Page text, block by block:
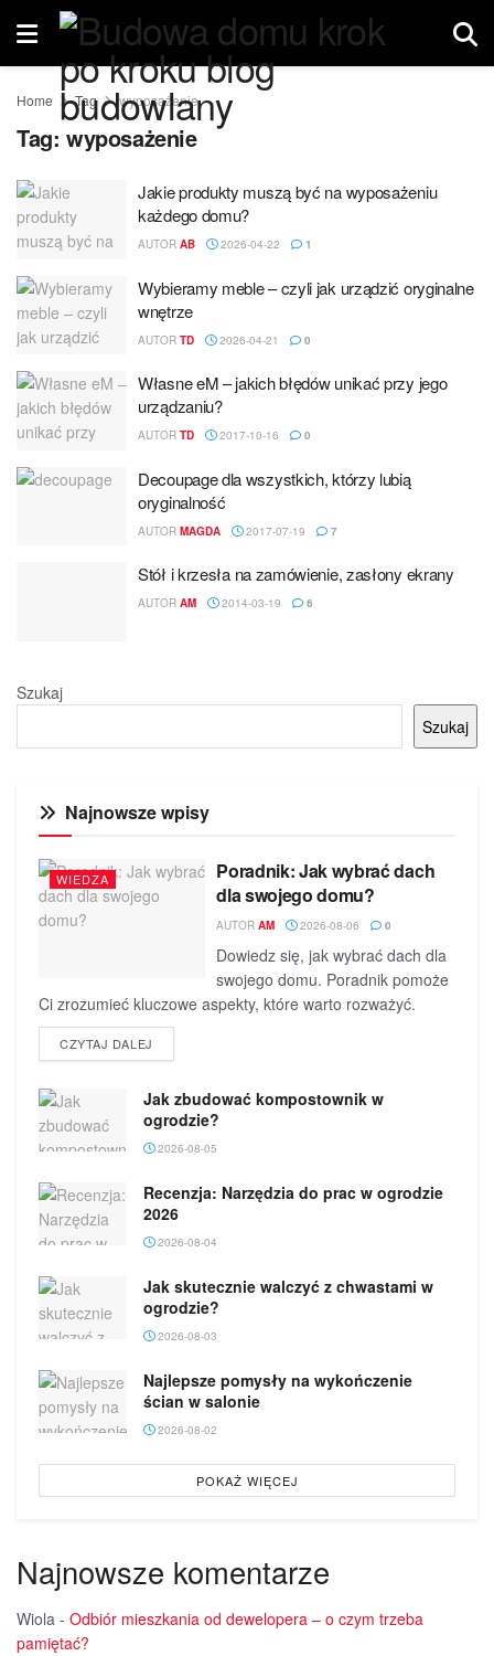
Home Tag wyposażenie
Tag: wyposażenie
Jakie produkty muszą być na wyposażeniu
każdego domu?
AUTOR AB 2026-04-22 1
Wybieramy meble – czyli jak urządzić oryginalne
wnętrze
AUTOR TD 2026-04-21 0
Własne eM – jakich błędów unikać przy jego
urządzaniu?
AUTOR TD 2017-10-16 0
Decoupage dla wszystkich, którzy lubią
oryginalność
AUTOR MAGDA 2017-07-19 7
Stół i krzesła na zamówienie, zasłony ekrany
AUTOR AM 2014-03-19 6
Szukaj
Szukaj
Najnowsze wpisy
WIEDZA
Poradnik: Jak wybrać dach
dla swojego domu?
AUTOR AM 2026-08-06 0
Dowiedz się, jak wybrać dach dla
swojego domu. Poradnik pomoże
Ci zrozumieć kluczowe aspekty, które warto rozważyć.
CZYTAJ DALEJ
Jak zbudować kompostownik w
ogrodzie?
2026-08-05
Recenzja: Narzędzia do prac w ogrodzie
2026
2026-08-04
Jak skutecznie walczyć z chwastami w
ogrodzie?
2026-08-03
Najlepsze pomysły na wykończenie
ścian w salonie
2026-08-02
POKAŻ WIĘCEJ
Najnowsze komentarze
Wiola - Odbiór mieszkania od dewelopera – o czym trzeba
pamiętać?